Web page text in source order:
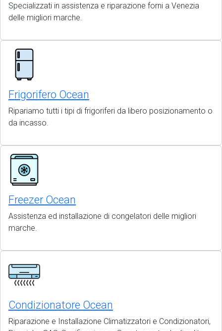
Specializzati in assistenza e riparazione forni a Venezia
delle migliori marche.
Frigorifero Ocean
Ripariamo tutti i tipi di frigoriferi da libero posizionamento o
da incasso.
Freezer Ocean
Assistenza ed installazione di congelatori delle migliori
marche.
Condizionatore Ocean
Riparazione e Installazione Climatizzatori e Condizionatori,